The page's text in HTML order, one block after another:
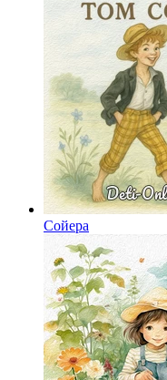
Сойера